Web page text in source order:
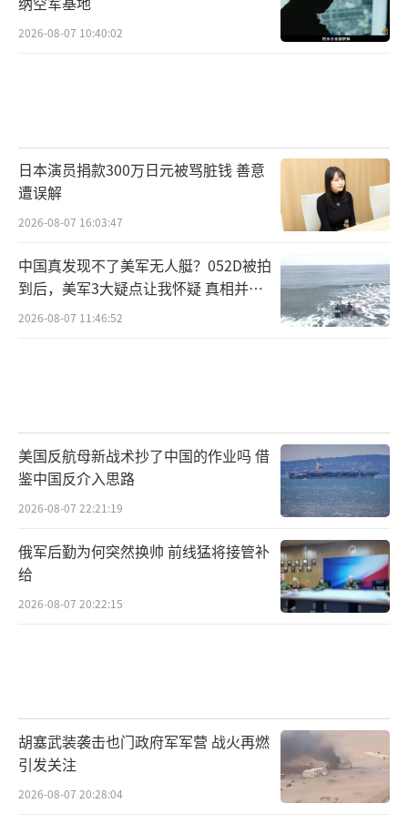
2026-08-07 10:40:02
日本演员捐款300万日元被骂脏钱 善意
遭误解
2026-08-07 16:03:47
中国真发现不了美军无人艇？052D被拍
到后，美军3大疑点让我怀疑 真相并非
如此
2026-08-07 11:46:52
美国反航母新战术抄了中国的作业吗 借
鉴中国反介入思路
2026-08-07 22:21:19
俄军后勤为何突然换帅 前线猛将接管补
给
2026-08-07 20:22:15
胡塞武装袭击也门政府军军营 战火再燃
引发关注
2026-08-07 20:28:04